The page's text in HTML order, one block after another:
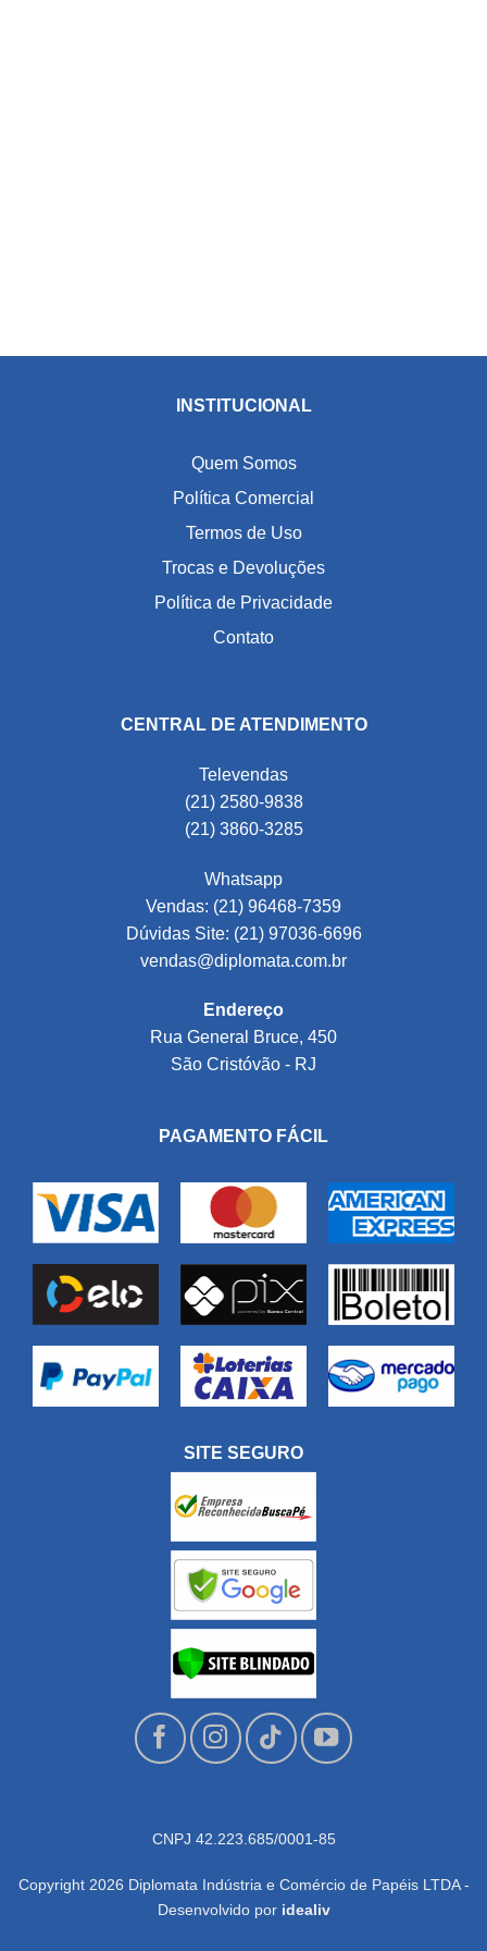
INSTITUCIONAL
Quem Somos
Política Comercial
Termos de Uso
Trocas e Devoluções
Política de Privacidade
Contato
CENTRAL DE ATENDIMENTO
Televendas
(21) 2580-9838
(21) 3860-3285
Whatsapp
Vendas: (21) 96468-7359
Dúvidas Site: (21) 97036-6696
vendas@diplomata.com.br
Endereço
Rua General Bruce, 450
São Cristóvão - RJ
PAGAMENTO FÁCIL
SITE SEGURO
CNPJ 42.223.685/0001-85
Copyright 2026 Diplomata Indústria e Comércio de Papéis LTDA -
Desenvolvido por idealiv